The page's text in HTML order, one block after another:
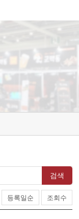
검색
등록일순 조회수